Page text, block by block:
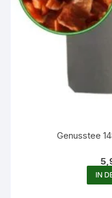
Genusstee
IN